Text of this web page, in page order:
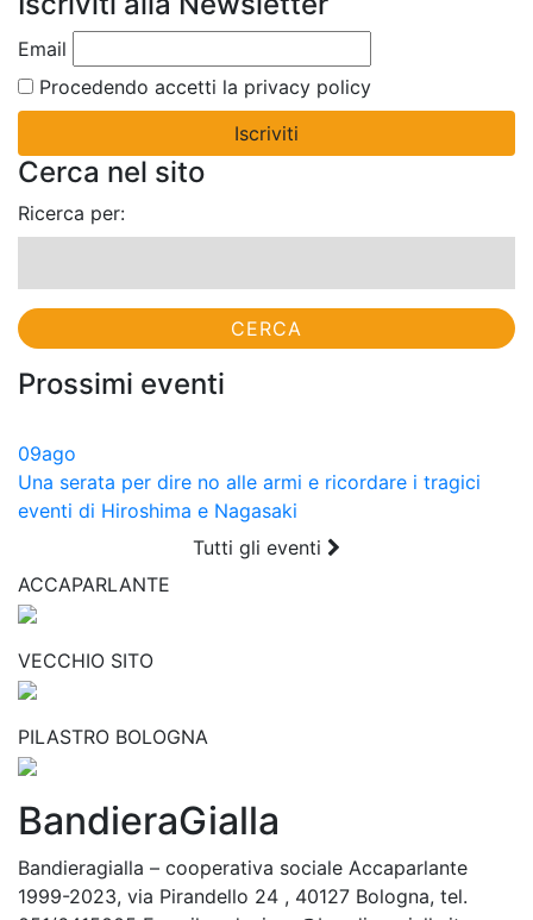
Condividi
Email
Procedendo accetti la privacy policy
Cerca nel sito
Ricerca per:
Prossimi eventi
09ago
Una serata per dire no alle armi e ricordare i tragici
eventi di Hiroshima e Nagasaki
Tutti gli eventi
ACCAPARLANTE
VECCHIO SITO
PILASTRO BOLOGNA
BandieraGialla
Bandieragialla – cooperativa sociale Accaparlante
1999-2023, via Pirandello 24 , 40127 Bologna, tel.